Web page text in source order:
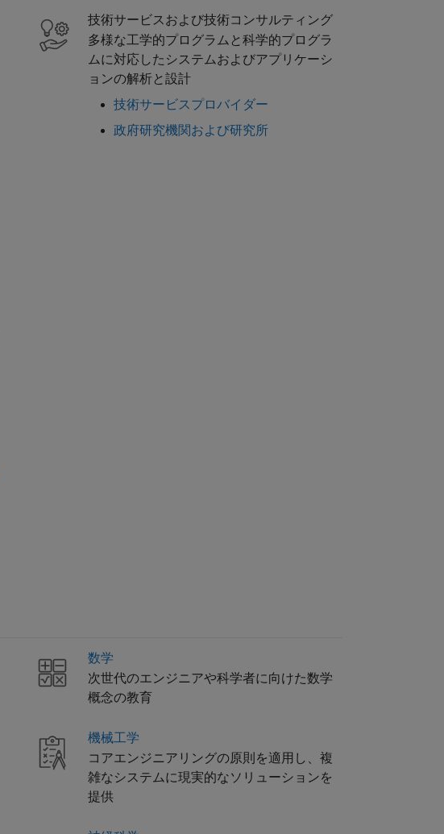
技術サービスおよび技術コンサルティング
多様な工学的プログラムと科学的プログラ
ムに対応したシステムおよびアプリケーシ
ョンの解析と設計
技術サービスプロバイダー
政府研究機関および研究所
数学
次世代のエンジニアや科学者に向けた数学
概念の教育
機械工学
コアエンジニアリングの原則を適用し、複
雑なシステムに現実的なソリューションを
提供